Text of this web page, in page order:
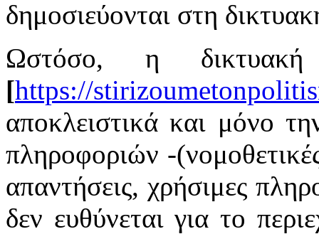
δημοσιεύονται στη
Ωστόσο, η
[https://
αποκλειστικά και μόνο
πληροφοριών -
απαντήσεις, χρήσιμες
δεν ευθύνεται για το